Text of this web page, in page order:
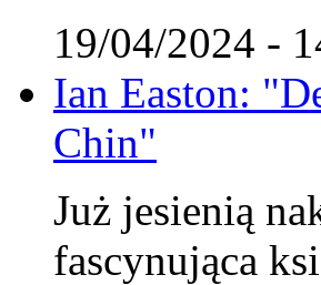
19/04/2024 -
Ian Easton:
Chin"
Już jesienią
fascynująca